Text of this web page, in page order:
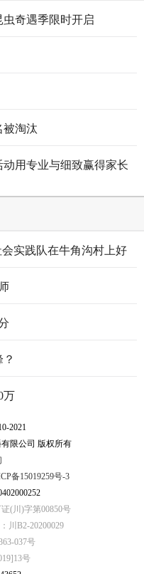
奇遇季限时开启
被淘汰
用专业与细致赢得家长
实践队在牛角沟村上好
万
2021
限公司 版权所有
备15019259号-3
(川)字第00850号
川B2-20200029
037号
号